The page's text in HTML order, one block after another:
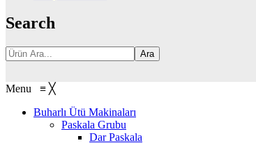
Search
Ara
Menu ≡ ╳
Buharlı Ütü Makinaları
Paskala Grubu
Dar Paskala